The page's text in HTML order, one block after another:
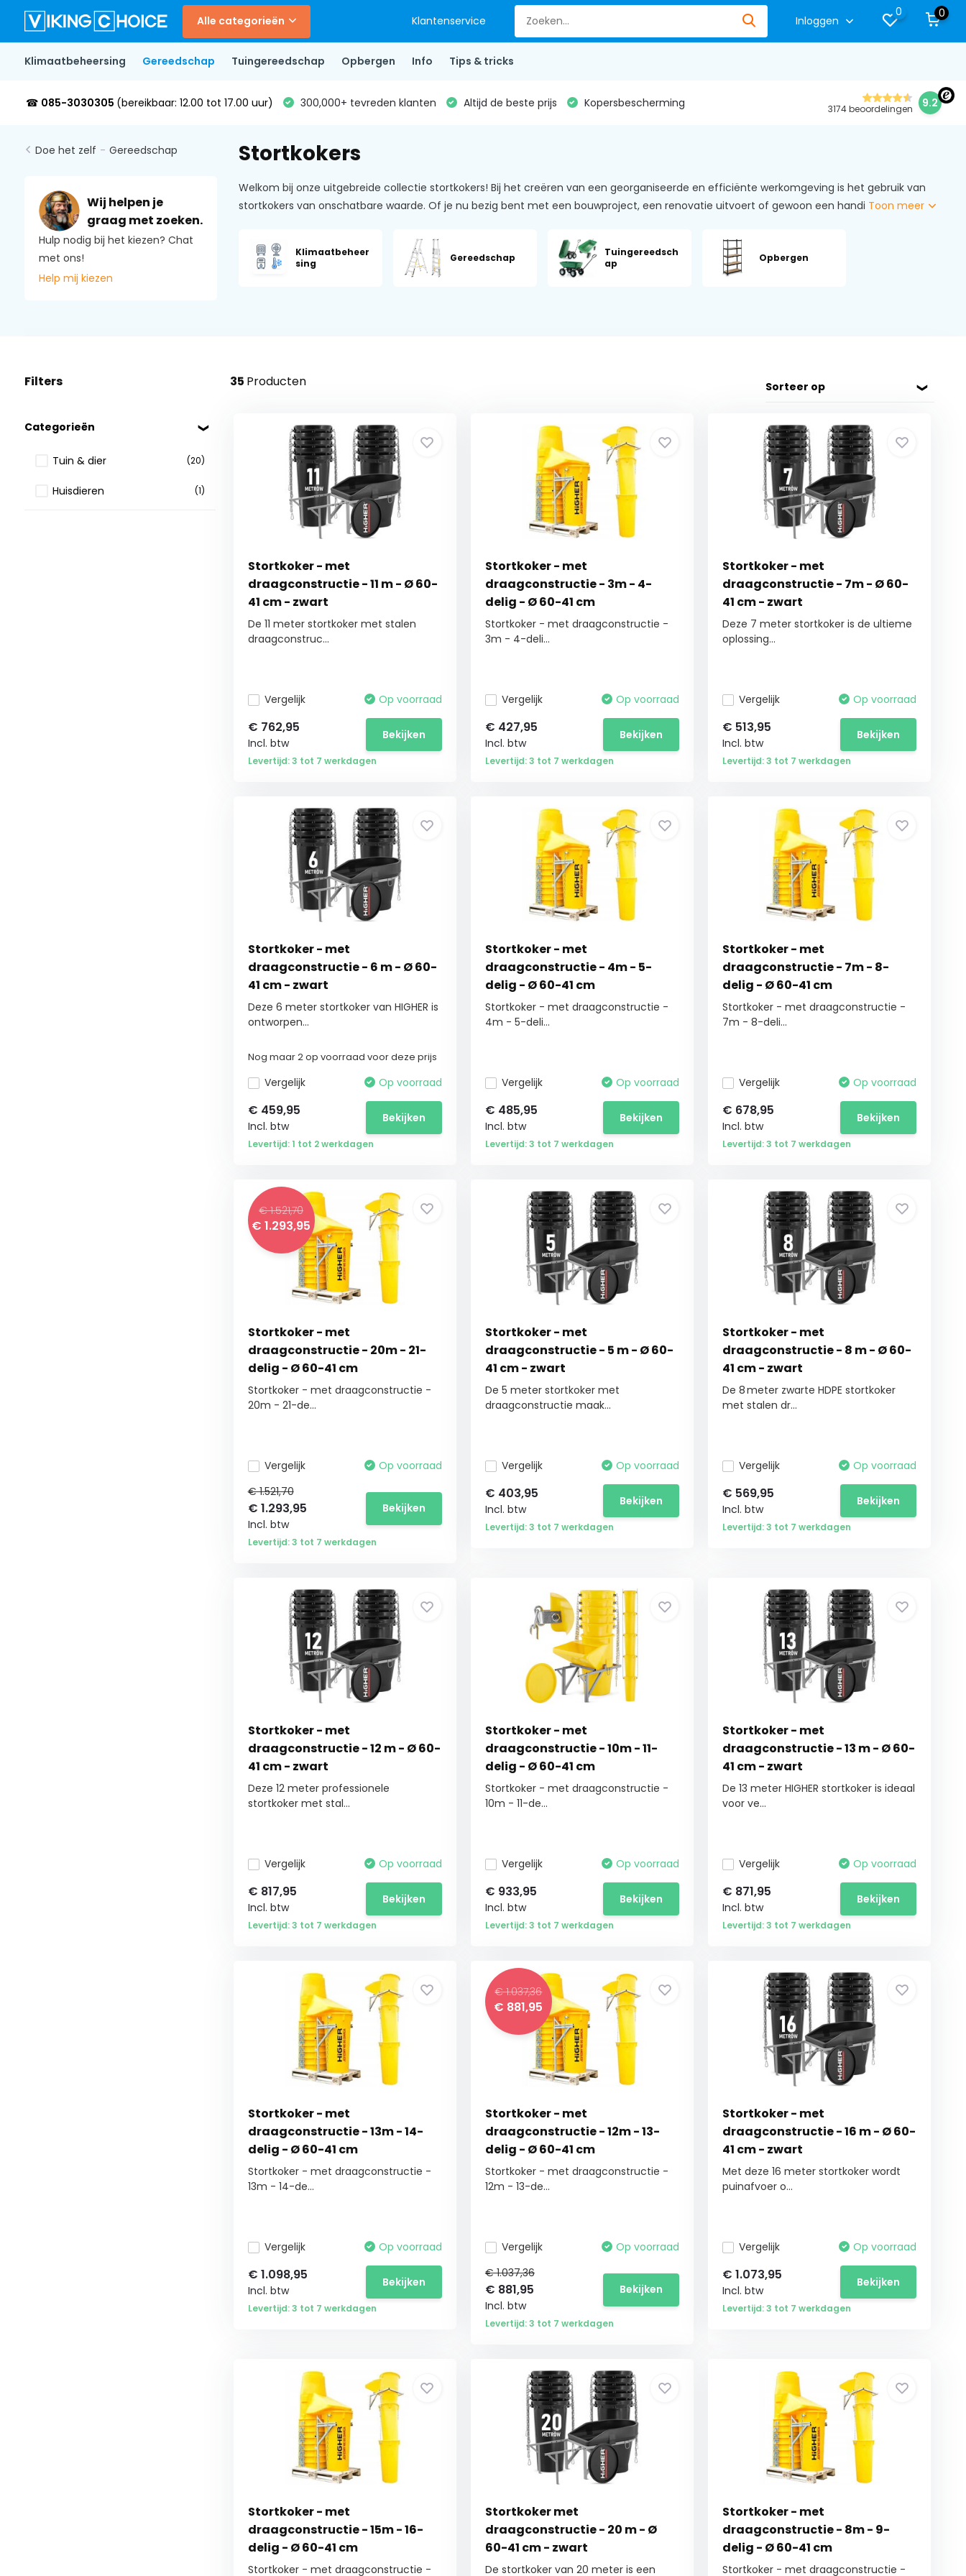
Alle categorieën Klantenservice Inloggen
0 0
Klimaatbeheersing Gereedschap Tuingereedschap Opbergen Info Tips & tricks
☎ 085-3030305 (bereikbaar: 12.00 tot 17.00 uur) 300,000+ tevreden klanten Altijd de beste prijs Kopersbescherming 3174 beoordelingen 9.2
Doe het zelf - Gereedschap
Wij helpen je
graag met zoeken.
Hulp nodig bij het kiezen? Chat
met ons!
Help mij kiezen
Stortkokers
Welkom bij onze uitgebreide collectie stortkokers! Bij het creëren van een georganiseerde en efficiënte werkomgeving is het gebruik van
stortkokers van onschatbare waarde. Of je nu bezig bent met een bouwproject, een renovatie uitvoert of gewoon een handi Toon meer
Klimaatbeheer
sing
Gereedschap
Tuingereedsch
ap
Opbergen
Filters
Categorieën
Tuin & dier (20)
Huisdieren (1)
35 Producten Sorteer op
Stortkoker - met
draagconstructie - 11 m - Ø 60-
41 cm - zwart
De 11 meter stortkoker met stalen
draagconstruc...
Vergelijk Op voorraad
€ 762,95
Incl. btw
Bekijken
Levertijd: 3 tot 7 werkdagen
Stortkoker - met
draagconstructie - 3m - 4-
delig - Ø 60-41 cm
Stortkoker - met draagconstructie -
3m - 4-deli...
Vergelijk Op voorraad
€ 427,95
Incl. btw
Bekijken
Levertijd: 3 tot 7 werkdagen
Stortkoker - met
draagconstructie - 7m - Ø 60-
41 cm - zwart
Deze 7 meter stortkoker is de ultieme
oplossing...
Vergelijk Op voorraad
€ 513,95
Incl. btw
Bekijken
Levertijd: 3 tot 7 werkdagen
Stortkoker - met
draagconstructie - 6 m - Ø 60-
41 cm - zwart
Deze 6 meter stortkoker van HIGHER is
ontworpen...
Nog maar 2 op voorraad voor deze prijs
Vergelijk Op voorraad
€ 459,95
Incl. btw
Bekijken
Levertijd: 1 tot 2 werkdagen
Stortkoker - met
draagconstructie - 4m - 5-
delig - Ø 60-41 cm
Stortkoker - met draagconstructie -
4m - 5-deli...
Vergelijk Op voorraad
€ 485,95
Incl. btw
Bekijken
Levertijd: 3 tot 7 werkdagen
Stortkoker - met
draagconstructie - 7m - 8-
delig - Ø 60-41 cm
Stortkoker - met draagconstructie -
7m - 8-deli...
Vergelijk Op voorraad
€ 678,95
Incl. btw
Bekijken
Levertijd: 3 tot 7 werkdagen
€ 1.521,70
€ 1.293,95
Stortkoker - met
draagconstructie - 20m - 21-
delig - Ø 60-41 cm
Stortkoker - met draagconstructie -
20m - 21-de...
Vergelijk
Op voorraad
€ 1.521,70
€ 1.293,95
Incl. btw
Bekijken
Levertijd: 3 tot 7 werkdagen
Stortkoker - met
draagconstructie - 5 m - Ø 60-
41 cm - zwart
De 5 meter stortkoker met
draagconstructie maak...
Vergelijk Op voorraad
€ 403,95
Incl. btw
Bekijken
Levertijd: 3 tot 7 werkdagen
Stortkoker - met
draagconstructie - 8 m - Ø 60-
41 cm - zwart
De 8 meter zwarte HDPE stortkoker
met stalen dr...
Vergelijk Op voorraad
€ 569,95
Incl. btw
Bekijken
Levertijd: 3 tot 7 werkdagen
Stortkoker - met
draagconstructie - 12 m - Ø 60-
41 cm - zwart
Deze 12 meter professionele
stortkoker met stal...
Vergelijk Op voorraad
€ 817,95
Incl. btw
Bekijken
Levertijd: 3 tot 7 werkdagen
Stortkoker - met
draagconstructie - 10m - 11-
delig - Ø 60-41 cm
Stortkoker - met draagconstructie -
10m - 11-de...
Vergelijk Op voorraad
€ 933,95
Incl. btw
Bekijken
Levertijd: 3 tot 7 werkdagen
Stortkoker - met
draagconstructie - 13 m - Ø 60-
41 cm - zwart
De 13 meter HIGHER stortkoker is ideaal
voor ve...
Vergelijk Op voorraad
€ 871,95
Incl. btw
Bekijken
Levertijd: 3 tot 7 werkdagen
Stortkoker - met
draagconstructie - 13m - 14-
delig - Ø 60-41 cm
Stortkoker - met draagconstructie -
13m - 14-de...
Vergelijk Op voorraad
€ 1.098,95
Incl. btw
Bekijken
Levertijd: 3 tot 7 werkdagen
€ 1.037,36
€ 881,95
Stortkoker - met
draagconstructie - 12m - 13-
delig - Ø 60-41 cm
Stortkoker - met draagconstructie -
12m - 13-de...
Vergelijk
Op voorraad
€ 1.037,36
€ 881,95
Incl. btw
Bekijken
Levertijd: 3 tot 7 werkdagen
Stortkoker - met
draagconstructie - 16 m - Ø 60-
41 cm - zwart
Met deze 16 meter stortkoker wordt
puinafvoer o...
Vergelijk Op voorraad
€ 1.073,95
Incl. btw
Bekijken
Levertijd: 3 tot 7 werkdagen
Stortkoker - met
draagconstructie - 15m - 16-
delig - Ø 60-41 cm
Stortkoker - met draagconstructie -
Stortkoker met
draagconstructie - 20 m - Ø
60-41 cm - zwart
De stortkoker van 20 meter is een
Stortkoker - met
draagconstructie - 8m - 9-
delig - Ø 60-41 cm
Stortkoker - met draagconstructie -